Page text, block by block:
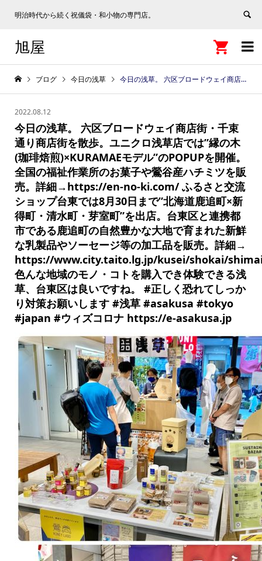
明治時代から続く祝儀袋・和小物の専門店。

旭屋 
ブログ 今日の浅草 今日の浅草。 六区ブロードウェイ商店街・千束通り商店街を散歩。ユニクロ浅草店では”縁の木(珈琲焙煎)×KURAMAEモデル”のPOPUPを開催。全国の福祉作業所のお菓子や鶯谷産ハチミツを販売。詳細→https://en-no-ki.com/ ふるさと交流ショップ台東では8月30日まで”北海道鹿追町×新得町・清水町・芽室町”を出店。台東区と連携都市である鹿追町の自然豊かな大地で育まれた新鮮な乳製品やソーセージ等の加工品を販売。詳細→ https://www.city.taito.lg.jp/kusei/shokai/shimaitoshi/oshirase/30shop.html 色んな地域のモノ・コトを購入でき体験できる浅草、台東区は良いですね。 #正しく恐れてしっかり対策お願いします #浅草 #asakusa #tokyo #japan #ウィズコロナ https://e-asakusa.jp
2022.08.12
今日の浅草。 六区ブロードウェイ商店街・千束
通り商店街を散歩。ユニクロ浅草店では”縁の木
(珈琲焙煎)×KURAMAEモデル”のPOPUPを開催。
全国の福祉作業所のお菓子や鶯谷産ハチミツを販
売。詳細→https://en-no-ki.com/ ふるさと交流
ショップ台東では8月30日まで”北海道鹿追町×新
得町・清水町・芽室町”を出店。台東区と連携都
市である鹿追町の自然豊かな大地で育まれた新鮮
な乳製品やソーセージ等の加工品を販売。詳細→
https://www.city.taito.lg.jp/kusei/shokai/
色んな地域のモノ・コトを購入でき体験できる浅
草、台東区は良いですね。 #正しく恐れてしっか
り対策お願いします #浅草 #asakusa #tokyo
#japan #ウィズコロナ https://e-asakusa.jp